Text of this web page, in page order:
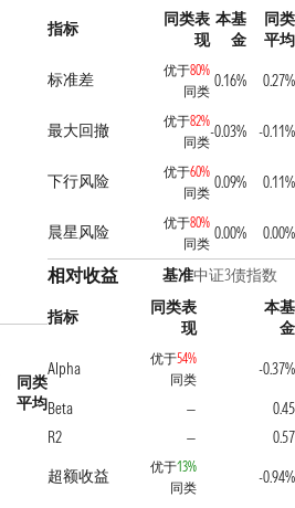
同类
平均
指标
同类表
现
本基
金
同类
平均
标准差
优于80%
同类
0.16% 0.27%
最大回撤 优于82%
同类
-0.03% -0.11%
下行风险 优于60%
同类
0.09% 0.11%
晨星风险 优于80%
同类
0.00% 0.00%
相对收益 基准中证3债指数
指标
同类表
现
本基
金
Alpha
优于54%
同类
-0.37%
Beta
—
0.45
R2
—
0.57
超额收益
优于13%
同类
-0.94%